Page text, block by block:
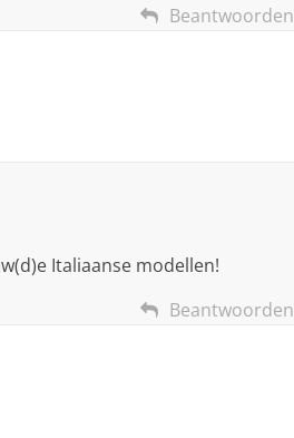
Beantwoorden
Italiaanse modellen!
Beantwoorden